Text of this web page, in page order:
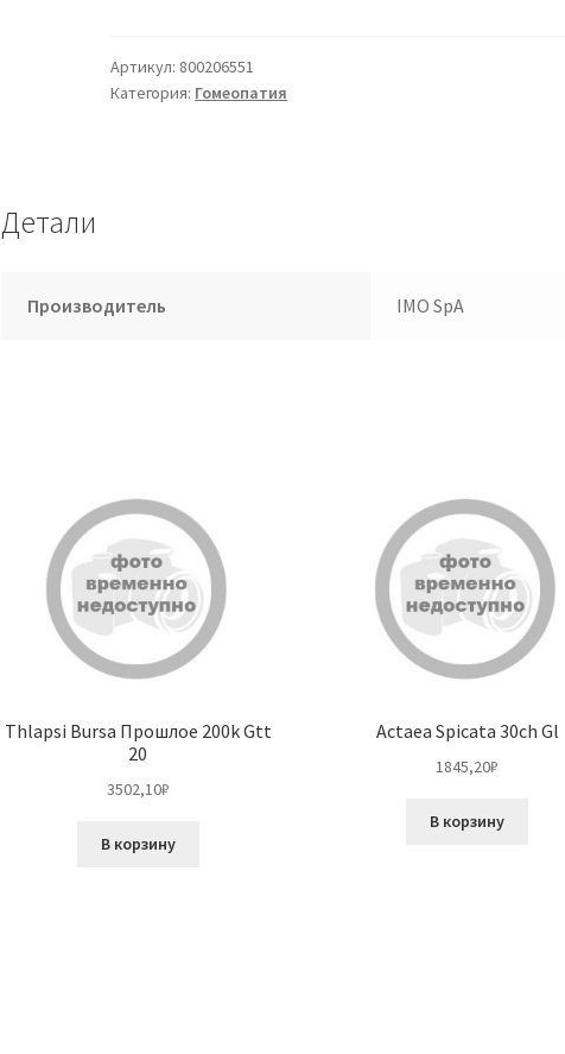
Glo
7ch
Артикул: 800206551
Категория: Гомеопатия
Детали
Производитель IMO SpA
Thlapsi Bursa Прошлое 200k Gtt
20
3502,10₽
В корзину
Actaea Spicata 30ch Gl
1845,20₽
В корзину